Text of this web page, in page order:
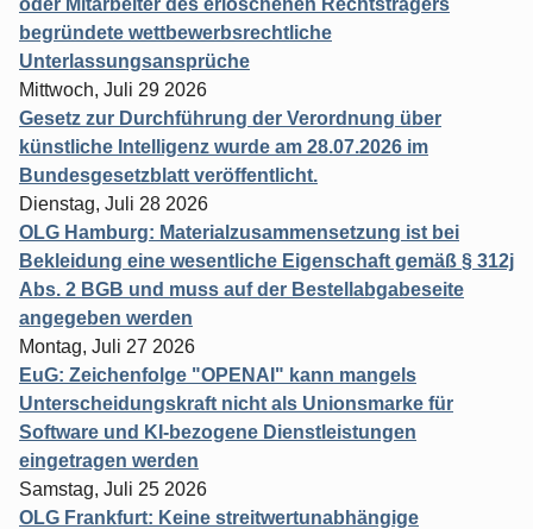
begründete wettbewerbsrechtliche
Unterlassungsansprüche
Mittwoch, Juli 29 2026
Gesetz zur Durchführung der Verordnung über
künstliche Intelligenz wurde am 28.07.2026 im
Bundesgesetzblatt veröffentlicht.
Dienstag, Juli 28 2026
OLG Hamburg: Materialzusammensetzung ist bei
Bekleidung eine wesentliche Eigenschaft gemäß § 312j
Abs. 2 BGB und muss auf der Bestellabgabeseite
angegeben werden
Montag, Juli 27 2026
EuG: Zeichenfolge "OPENAI" kann mangels
Unterscheidungskraft nicht als Unionsmarke für
Software und KI-bezogene Dienstleistungen
eingetragen werden
Samstag, Juli 25 2026
OLG Frankfurt: Keine streitwertunabhängige